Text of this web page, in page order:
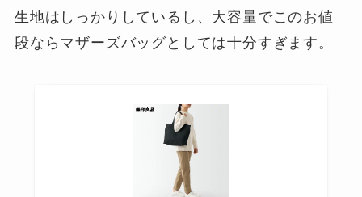
生地はしっかりしているし、大容量でこのお値
段ならマザーズバッグとしては十分すぎます。